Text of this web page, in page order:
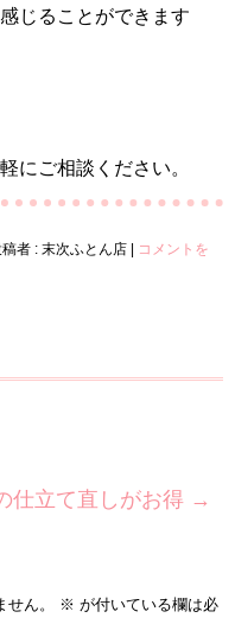
じることができます
にご相談ください。
者 : 末次ふとん店 コメントを
仕立て直しがお得 →
ん。 ※ が付いている欄は必